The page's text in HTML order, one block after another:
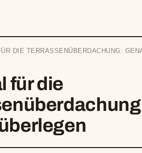
DIE TERRASSENÜBERDACHUNG:
für die